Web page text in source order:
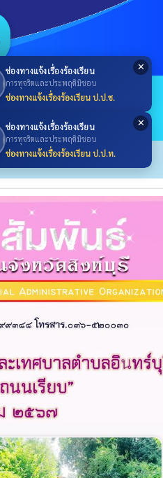
✕
ช่องทางแจ้งเรื่องร้องเรียน
การทุจริตและประพฤติมิชอบ
ช่องทางแจ้งเรื่องร้องเรียน ป.ป.ช.
✕
ช่องทางแจ้งเรื่องร้องเรียน
การทุจริตและประพฤติมิชอบ
ช่องทางแจ้งเรื่องร้องเรียน ป.ป.ท.
searchค้นหา